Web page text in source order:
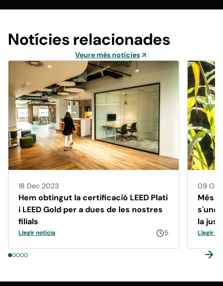
Notícies relacionades
Veure més notícies
18 Dec 2023
Hem obtingut la certificació LEED Platí
i LEED Gold per a dues de les nostres
filials
Llegir notícia 5
09 Oct
Més
la
Days
Llegir